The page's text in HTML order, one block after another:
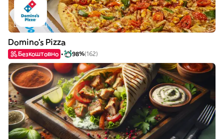
Domino's Pizza
Безкоштовно 98%(162)